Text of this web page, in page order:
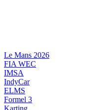
Le Mans 2026
FIA WEC
IMSA
IndyCar
ELMS
Formel 3
Karting